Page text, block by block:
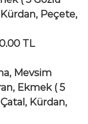
Kürdan, Peçete,
TL
Mevsim
Ekmek ( 5
Kürdan,